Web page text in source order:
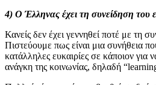
4) Ο Έλληνας έχει τη συνείδηση του
Κανείς δεν έχει γεννηθεί ποτέ με τη
Πιστεύουμε πως είναι μια συνήθεια
κατάλληλες ευκαιρίες σε κάποιον για
ανάγκη της κοινωνίας, δηλαδή “